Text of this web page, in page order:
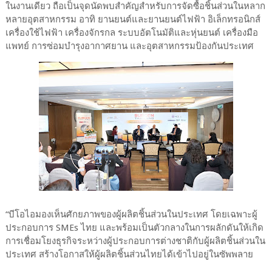
ในงานเดียว ถือเป็นจุดนัดพบสำคัญสำหรับการจัดซื้อชิ้นส่วนในหลาก
หลายอุตสาหกรรม อาทิ ยานยนต์และยานยนต์ไฟฟ้า อิเล็กทรอนิกส์
เครื่องใช้ไฟฟ้า เครื่องจักรกล ระบบอัตโนมัติและหุ่นยนต์ เครื่องมือ
แพทย์ การซ่อมบำรุงอากาศยาน และอุตสาหกรรมป้องกันประเทศ
“บีโอไอมองเห็นศักยภาพของผู้ผลิตชิ้นส่วนในประเทศ โดยเฉพาะผู้
ประกอบการ SMEs ไทย และพร้อมเป็นตัวกลางในการผลักดันให้เกิด
การเชื่อมโยงธุรกิจระหว่างผู้ประกอบการต่างชาติกับผู้ผลิตชิ้นส่วนใน
ประเทศ สร้างโอกาสให้ผู้ผลิตชิ้นส่วนไทยได้เข้าไปอยู่ในซัพพลาย